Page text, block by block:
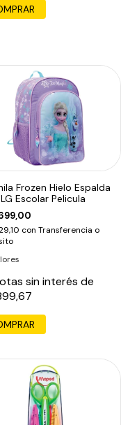
Frozen Hielo Espalda
Escolar Pelicula
con Transferencia o
sin interés de